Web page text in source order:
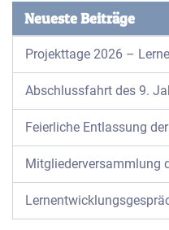
Neueste Beiträge
Projekttage 2026 –
Abschlussfahrt des 9.
Feierliche Entlassung
Mitgliederversammlung